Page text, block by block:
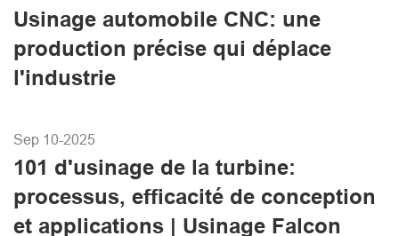
Usinage automobile CNC: une
production précise qui déplace
l'industrie
Sep 10-2025
101 d'usinage de la turbine:
processus, efficacité de conception
et applications | Usinage Falcon